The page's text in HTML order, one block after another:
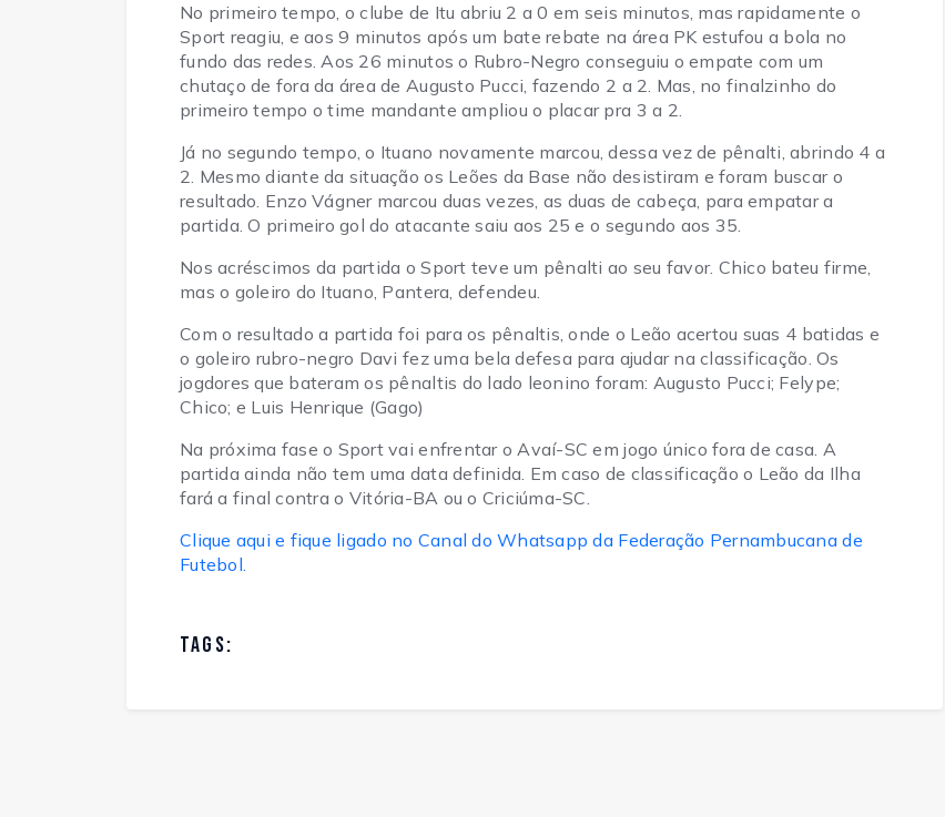
No primeiro tempo, o clube de Itu abriu 2 a 0 em seis minutos, mas rapidamente o
Sport reagiu, e aos 9 minutos após um bate rebate na área PK estufou a bola no
fundo das redes. Aos 26 minutos o Rubro-Negro conseguiu o empate com um
chutaço de fora da área de Augusto Pucci, fazendo 2 a 2. Mas, no finalzinho do
primeiro tempo o time mandante ampliou o placar pra 3 a 2.
Já no segundo tempo, o Ituano novamente marcou, dessa vez de pênalti, abrindo 4 a
2. Mesmo diante da situação os Leões da Base não desistiram e foram buscar o
resultado. Enzo Vágner marcou duas vezes, as duas de cabeça, para empatar a
partida. O primeiro gol do atacante saiu aos 25 e o segundo aos 35.
Nos acréscimos da partida o Sport teve um pênalti ao seu favor. Chico bateu firme,
mas o goleiro do Ituano, Pantera, defendeu.
Com o resultado a partida foi para os pênaltis, onde o Leão acertou suas 4 batidas e
o goleiro rubro-negro Davi fez uma bela defesa para ajudar na classificação. Os
jogdores que bateram os pênaltis do lado leonino foram: Augusto Pucci; Felype;
Chico; e Luis Henrique (Gago)
Na próxima fase o Sport vai enfrentar o Avaí-SC em jogo único fora de casa. A
partida ainda não tem uma data definida. Em caso de classificação o Leão da Ilha
fará a final contra o Vitória-BA ou o Criciúma-SC.
Clique aqui e fique ligado no Canal do Whatsapp da Federação Pernambucana de
Futebol.
TAGS: